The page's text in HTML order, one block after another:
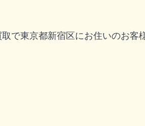
取で東京都新宿区にお住いのお客